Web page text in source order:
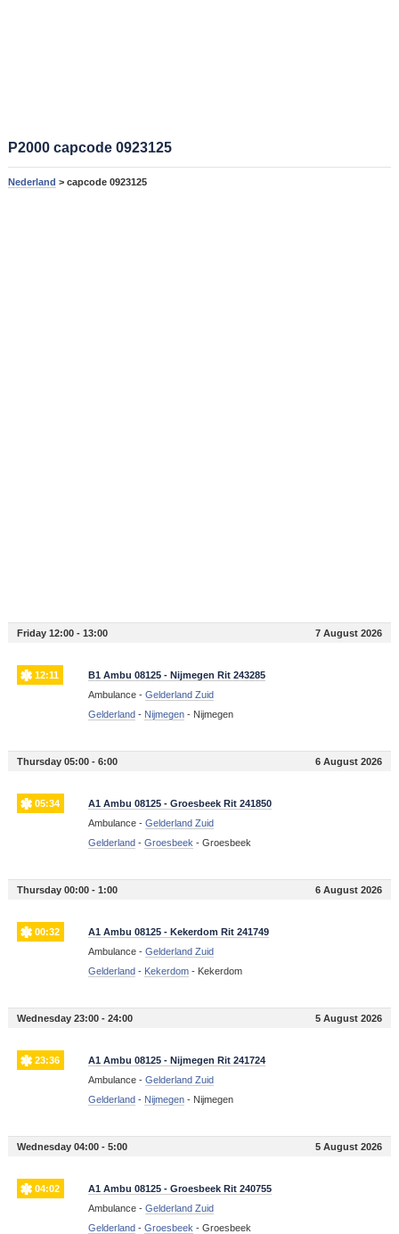
P2000 capcode 0923125
Nederland > capcode 0923125
Friday 12:00 - 13:00 7 August 2026
12:11
B1 Ambu 08125 - Nijmegen Rit 243285
Ambulance - Gelderland Zuid
Gelderland- Nijmegen- Nijmegen
Thursday 05:00 - 6:00 6 August 2026
05:34
A1 Ambu 08125 - Groesbeek Rit 241850
Ambulance - Gelderland Zuid
Gelderland- Groesbeek - Groesbeek
Thursday 00:00 - 1:00 6 August 2026
00:32
A1 Ambu 08125 - Kekerdom Rit 241749
Ambulance - Gelderland Zuid
Gelderland- Kekerdom- Kekerdom
Wednesday 23:00 - 24:00 5 August 2026
23:36
A1 Ambu 08125 - Nijmegen Rit 241724
Ambulance - Gelderland Zuid
Gelderland- Nijmegen- Nijmegen
Wednesday 04:00 - 5:00 5 August 2026
04:02
A1 Ambu 08125 - Groesbeek Rit 240755
Ambulance - Gelderland Zuid
Gelderland- Groesbeek - Groesbeek